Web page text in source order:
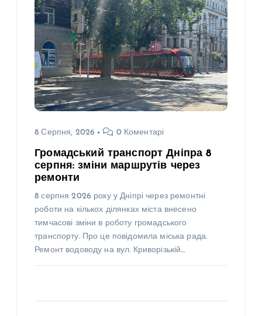
8 Серпня, 2026 0 Коментарі
Громадський транспорт Дніпра 8
серпня: зміни маршрутів через
ремонти
8 серпня 2026 року у Дніпрі через ремонтні
роботи на кількох ділянках міста внесено
тимчасові зміни в роботу громадського
транспорту. Про це повідомила міська рада.
Ремонт водоводу на вул. Криворізькій…